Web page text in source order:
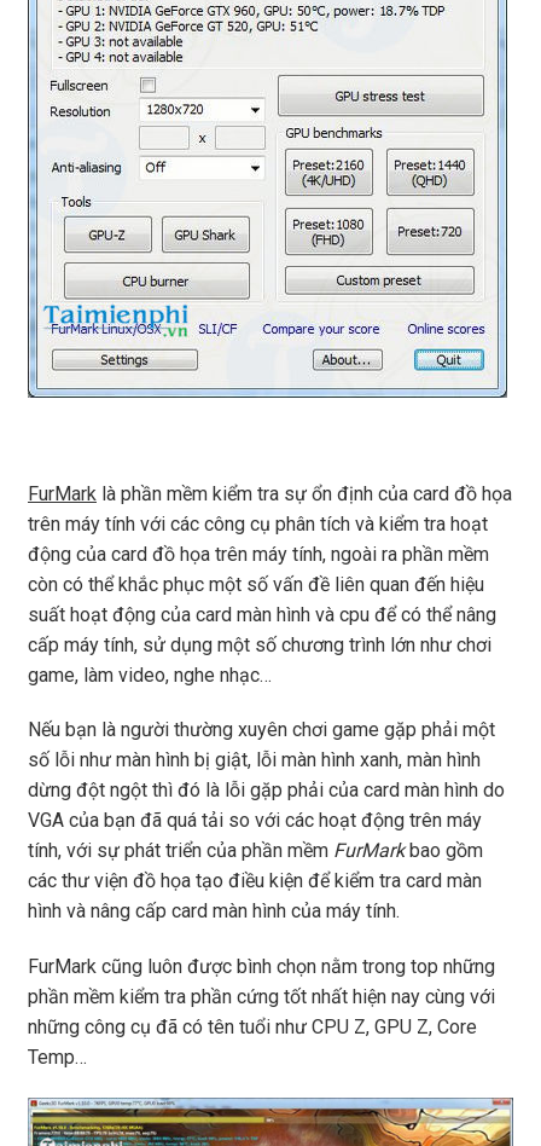
FurMark là phần mềm kiểm tra sự ổn định của card đồ họa
trên máy tính với các công cụ phân tích và kiểm tra hoạt
động của card đồ họa trên máy tính, ngoài ra phần mềm
còn có thể khắc phục một số vấn đề liên quan đến hiệu
suất hoạt động của card màn hình và cpu để có thể nâng
cấp máy tính, sử dụng một số chương trình lớn như chơi
game, làm video, nghe nhạc…
Nếu bạn là người thường xuyên chơi game gặp phải một
số lỗi như màn hình bị giật, lỗi màn hình xanh, màn hình
dừng đột ngột thì đó là lỗi gặp phải của card màn hình do
VGA của bạn đã quá tải so với các hoạt động trên máy
tính, với sự phát triển của phần mềm FurMarkbao gồm
các thư viện đồ họa tạo điều kiện để kiểm tra card màn
hình và nâng cấp card màn hình của máy tính.
FurMark cũng luôn được bình chọn nằm trong top những
phần mềm kiểm tra phần cứng tốt nhất hiện nay cùng với
những công cụ đã có tên tuổi như CPU Z, GPU Z, Core
Temp…